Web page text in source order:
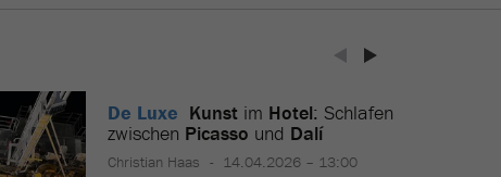
De Luxe Kunst im Hotel: Schlafen
zwischen Picasso und Dalí
Christian Haas 14.04.2026 – 13:00